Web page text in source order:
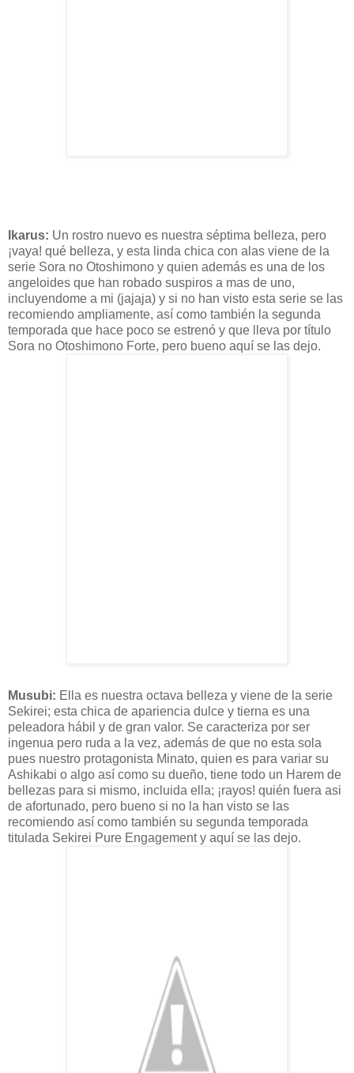
Ikarus: Un rostro nuevo es nuestra séptima belleza, pero
¡vaya! qué belleza, y esta linda chica con alas viene de la
serie Sora no Otoshimono y quien además es una de los
angeloides que han robado suspiros a mas de uno,
incluyendome a mi (jajaja) y si no han visto esta serie se las
recomiendo ampliamente, así como también la segunda
temporada que hace poco se estrenó y que lleva por título
Sora no Otoshimono Forte, pero bueno aquí se las dejo.
Musubi: Ella es nuestra octava belleza y viene de la serie
Sekirei; esta chica de apariencia dulce y tierna es una
peleadora hábil y de gran valor. Se caracteriza por ser
ingenua pero ruda a la vez, además de que no esta sola
pues nuestro protagonista Minato, quien es para variar su
Ashikabi o algo así como su dueño, tiene todo un Harem de
bellezas para si mismo, incluida ella; ¡rayos! quién fuera asi
de afortunado, pero bueno si no la han visto se las
recomiendo así como también su segunda temporada
titulada Sekirei Pure Engagementy aquí se las dejo.